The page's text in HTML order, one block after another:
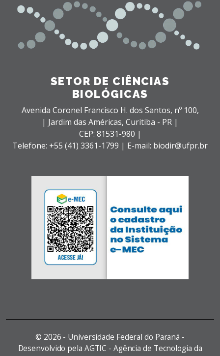
SETOR DE CIÊNCIAS
BIOLÓGICAS
Avenida Coronel Francisco H. dos Santos, nº 100,
| Jardim das Américas, Curitiba - PR |
CEP: 81531-980 |
Telefone: +55 (41) 3361-1799 | E-mail: biodir@ufpr.br
© 2026 - Universidade Federal do Paraná -
Desenvolvido pela AGTIC - Agência de Tecnologia da